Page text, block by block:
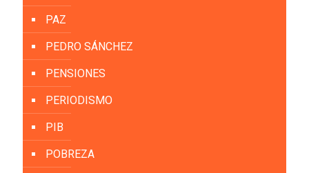
PAZ
PEDRO SÁNCHEZ
PENSIONES
PERIODISMO
PIB
POBREZA